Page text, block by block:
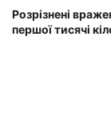
Розрізнені
першої тисячі